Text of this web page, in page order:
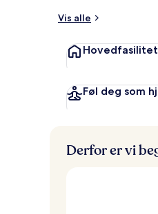
Vis alle
Føl deg som
Derfor er vi